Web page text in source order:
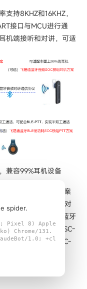
持8KHZ和16KHZ，
接口与MCU进行通
机端接听和对讲，可适
兼容99%耳机设备
： 蓝牙音频对讲方案
以上就是飞易通蓝牙对
了蓝牙耳机方案和蓝牙
案可选模组型号为FSC-
可选模组型号为FSC-
题。
spider.
Pixel 8) Apple
Chrome/131.
1.0; +cl